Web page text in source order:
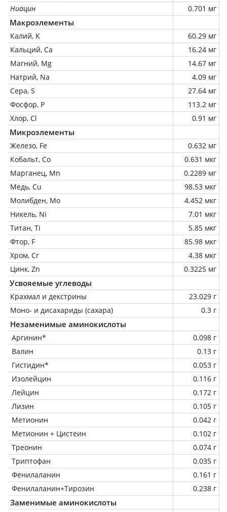
Ниацин
0.701 мг
Макроэлементы
Калий, K
60.29 мг
Кальций, Ca
16.24 мг
Магний, Mg
14.67 мг
Натрий, Na
4.09 мг
Сера, S
27.64 мг
Фосфор, P
113.2 мг
Хлор, Cl
0.91 мг
Микроэлементы
Железо, Fe
0.632 мг
Кобальт, Co
0.631 мкг
Марганец, Mn
0.2289 мг
Медь, Cu
98.53 мкг
Молибден, Mo
4.452 мкг
Никель, Ni
7.01 мкг
Титан, Ti
5.85 мкг
Фтор, F
85.98 мкг
Хром, Cr
4.38 мкг
Цинк, Zn
0.3225 мг
Усвояемые углеводы
Крахмал и декстрины
23.029 г
Моно- и дисахариды (сахара)
0.3 г
Незаменимые аминокислоты
Аргинин*
0.098 г
Валин
0.13 г
Гистидин*
0.053 г
Изолейцин
0.116 г
Лейцин
0.172 г
Лизин
0.105 г
Метионин
0.042 г
Метионин + Цистеин
0.102 г
Треонин
0.074 г
Триптофан
0.035 г
Фенилаланин
0.161 г
Фенилаланин+Тирозин
0.238 г
Заменимые аминокислоты